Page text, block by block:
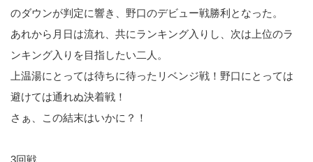
のダウンが判定に響き、野口のデビュー戦勝利となった。
あれから月日は流れ、共にランキング入りし、次は上位のラ
ンキング入りを目指したい二人。
上温湯にとっては待ちに待ったリベンジ戦！野口にとっては
避けては通れぬ決着戦！
さぁ、この結末はいかに？！
3回戦